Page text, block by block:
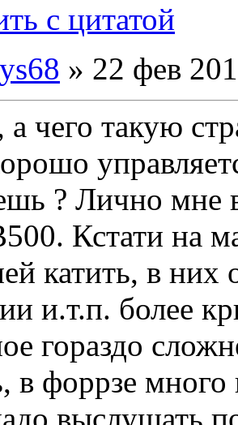
с цитатой
» 22 фев
а чего такую
? Лично мне
Кстати на
катить, в
и.т.п. более
гораздо
в форрзе
выслушать